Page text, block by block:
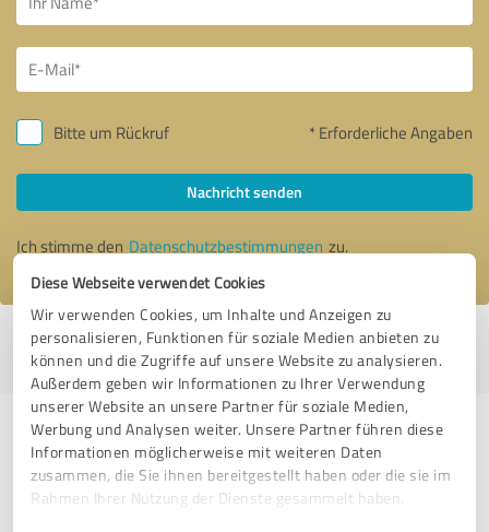
Diese Webseite verwendet Cookies
Wir verwenden Cookies, um Inhalte und Anzeigen zu
personalisieren, Funktionen für soziale Medien anbieten zu
können und die Zugriffe auf unsere Website zu analysieren.
Außerdem geben wir Informationen zu Ihrer Verwendung
unserer Website an unsere Partner für soziale Medien,
Werbung und Analysen weiter. Unsere Partner führen diese
Informationen möglicherweise mit weiteren Daten
zusammen, die Sie ihnen bereitgestellt haben oder die sie im
Rahmen Ihrer Nutzung der Dienste gesammelt haben.
Bitte um Rückruf * Erforderliche Angaben
Nachricht senden
Ich stimme den Datenschutzbestimmungen zu.
Profil aktiv seit 21.11.2019 |Letzte Aktualisierung: 19.01.2023|Profil
melden
Erfahrungen zu weiteren
Anbietern aus dem Bereich
Dienstleistungen